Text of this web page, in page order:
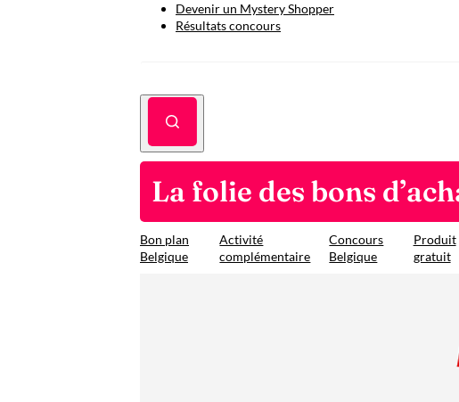
Devenir un Mystery Shopper
Résultats concours
La folie des bons
Bon plan
Belgique
Activité
complémentaire
Concours
Belgique
Produit
gratuit